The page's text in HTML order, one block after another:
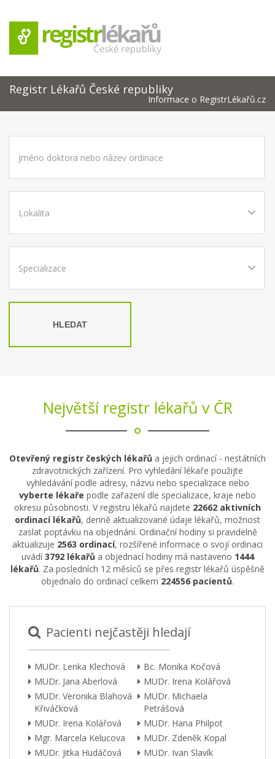
Registr Lékařů České republiky
Informace o RegistrLékařů.cz
HLEDAT
Největší registr lékařů v ČR
Otevřený registr českých lékařů a jejich ordinací - nestátních
zdravotnických zařízení. Pro vyhledání lékaře použijte
vyhledávání podle adresy, názvu nebo specializace nebo
vyberte lékaře podle zařazení dle specializace, kraje nebo
okresu působnosti. V registru lékařů najdete 22662 aktivních
ordinací lékařů, denně aktualizované údaje lékařů, možnost
zaslat poptávku na objednání. Ordinační hodiny si pravidelně
aktualizuje 2563 ordinací, rozšířené informace o svojí ordinaci
uvádí3792 lékařů a objednací hodiny má nastaveno 1444
lékařů. Za posledních 12 měsíců se přes registr lékařů úspěšně
objednalo do ordinací celkem 224556 pacientů.
Pacienti nejčastěji hledají
MUDr. Lenka Klechová
Bc. Monika Kočová
MUDr. Jana Aberlová
MUDr. Irena Kolářová
MUDr. Veronika Blahová
Křiváčková
MUDr. Michaela
Petrášová
MUDr. Irena Kolářová
MUDr. Hana Philpot
Mgr. Marcela Kelucova
MUDr. Zdeněk Kopal
MUDr. Jitka Hudáčová
MUDr. Ivan Slavík